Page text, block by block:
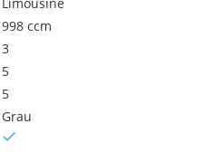
998 ccm
3
5
5
Grau